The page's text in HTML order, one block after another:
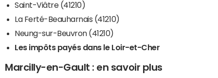
Saint-Viâtre (41210)
La Ferté-Beauharnais (41210)
Neung-sur-Beuvron (41210)
Les impôts payés dans le Loir-et-Cher
Marcilly-en-Gault : en savoir plus